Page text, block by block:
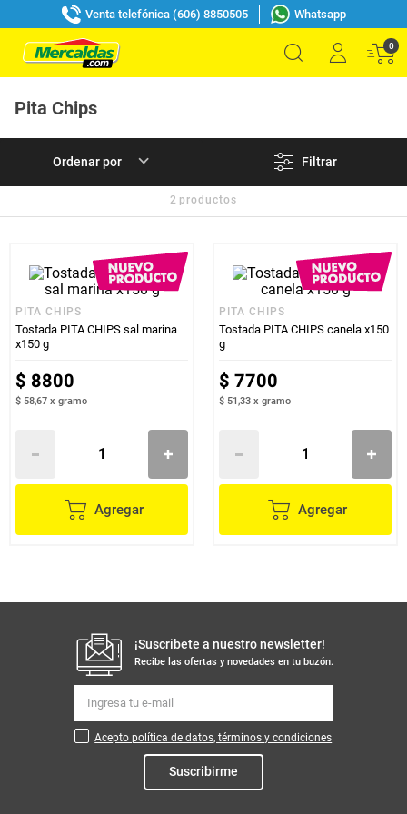
Venta telefónica (606) 8850505 Whatsapp
0
Pita Chips
Filtrar
2 productos
PITA CHIPS
Tostada PITA CHIPS sal marina
x150 g
$ 8800
$ 58,67 x gramo
Agregar
PITA CHIPS
Tostada PITA CHIPS canela x150
g
$ 7700
$ 51,33 x gramo
Agregar
¡Suscribete a nuestro newsletter!
Recibe las ofertas y novedades en tu buzón.
Acepto política de datos, términos y condiciones
Suscribirme